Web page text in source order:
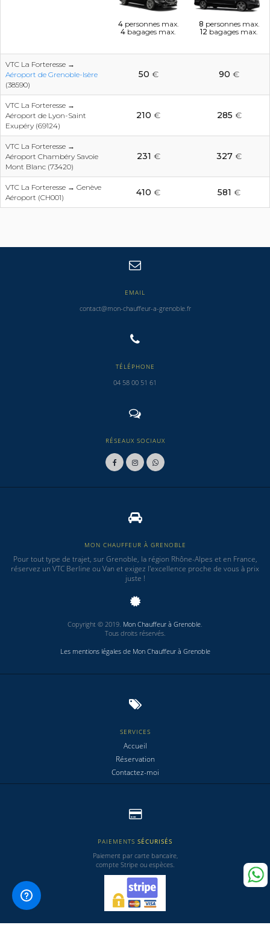
4personnes max.
4 bagages max.
8 personnes max.
12 bagages max.
VTC La Forteresse →
Aéroport de Grenoble-Isère
(38590)
50 € 90 €
VTC La Forteresse →
Aéroport de Lyon-Saint
Exupéry (69124)
210 € 285 €
VTC La Forteresse →
Aéroport Chambéry Savoie
Mont Blanc (73420)
231 € 327 €
VTC La Forteresse → Genève
Aéroport (CH001)
410 € 581 €
EMAIL
contact@mon-chauffeur-a-grenoble.fr
TÉLÉPHONE
04 58 00 51 61
RÉSEAUX SOCIAUX
MON CHAUFFEUR À GRENOBLE
Pour tout type de trajet, sur Grenoble, la région Rhône-Alpes et en France,
réservez un VTC Berline ou Van et exigez l'excellence proche de vous à prix
juste !
Copyright © 2019. Mon Chauffeur à Grenoble.
Tous droits réservés.
Les mentions légales de Mon Chauffeur à Grenoble
SERVICES
Accueil
Réservation
Contactez-moi
PAIEMENTS SÉCURISÉS
Paiement par carte bancaire,
compte Stripe ou espèces.